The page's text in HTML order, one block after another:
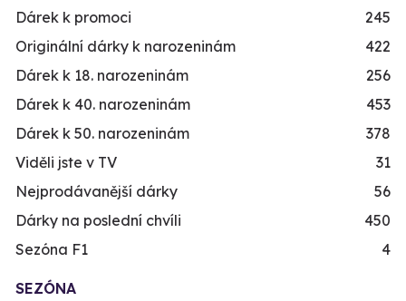
Dárek k promoci
245
Originální dárky k narozeninám
422
Dárek k 18. narozeninám
256
Dárek k 40. narozeninám
453
Dárek k 50. narozeninám
378
Viděli jste v TV
31
Nejprodávanější dárky
56
Dárky na poslední chvíli
450
Sezóna F1
4
SEZÓNA